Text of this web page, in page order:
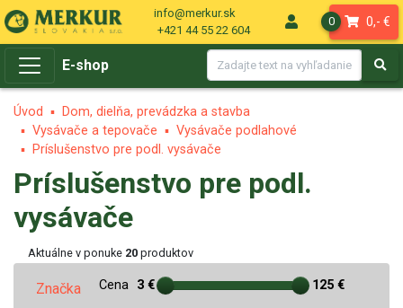
info@merkur.sk
+421 44 55 22 604
0 0,- €
E-shop
Úvod
Dom, dielňa, prevádzka a stavba
Vysávače a tepovače
Vysávače podlahové
Príslušenstvo pre podl. vysávače
Príslušenstvo pre podl.
vysávače
Aktuálne v ponuke 20 produktov
Značka Cena 3 € 125 €